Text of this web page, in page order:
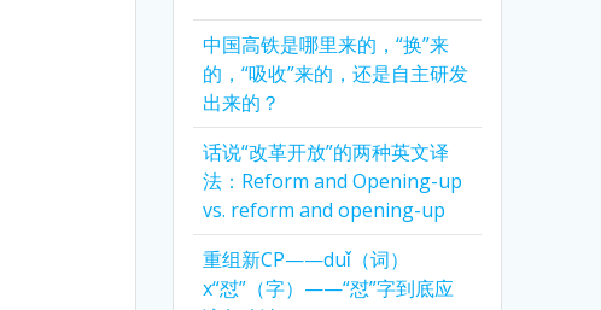
中国高铁是哪里来的，“换”来
的，“吸收”来的，还是自主研发
出来的？
话说“改革开放”的两种英文译
法：Reform and Opening-up
vs. reform and opening-up
重组新CP——duǐ（词）
x“怼”（字）——“怼”字到底应